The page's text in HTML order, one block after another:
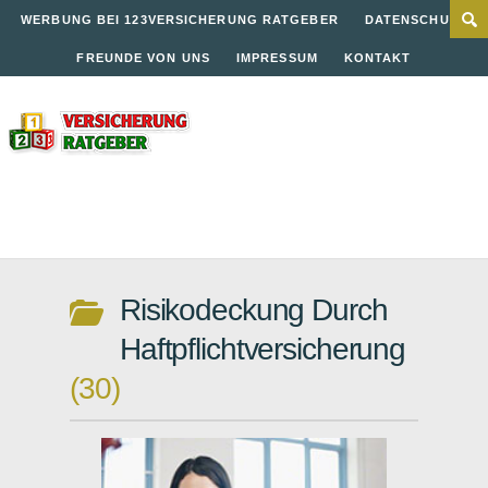
WERBUNG BEI 123VERSICHERUNG RATGEBER DATENSCHUTZ
FREUNDE VON UNS IMPRESSUM KONTAKT
Risikodeckung Durch
Haftpflichtversicherung
30